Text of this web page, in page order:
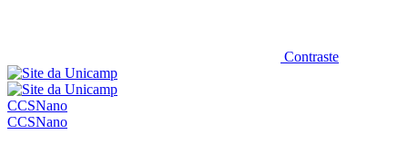
Contraste
CCSNano
CCSNano